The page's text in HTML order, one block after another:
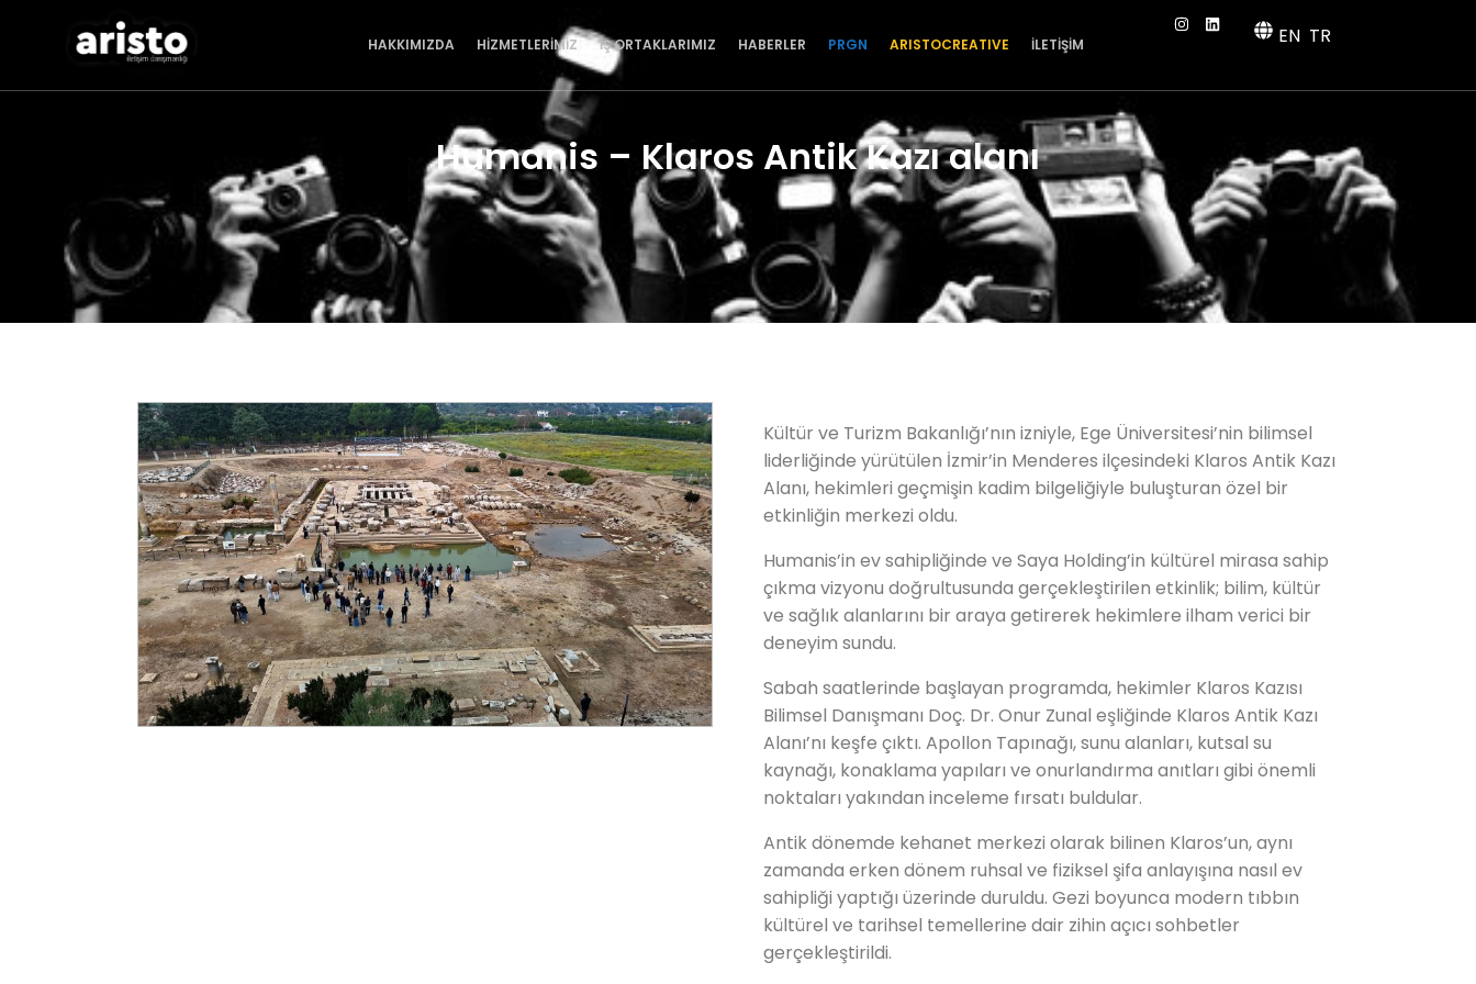
HAKKIMIZDA HİZMETLERİMİZ İŞ ORTAKLARIMIZ HABERLER PRGN ARISTOCREATIVE İLETİŞİM EN TR
Humanis – Klaros Antik Kazı alanı
Kültür ve Turizm Bakanlığı’nın izniyle, Ege Üniversitesi’nin bilimsel
liderliğinde yürütülen İzmir’in Menderes ilçesindeki Klaros Antik Kazı
Alanı, hekimleri geçmişin kadim bilgeliğiyle buluşturan özel bir
etkinliğin merkezi oldu.
Humanis’in ev sahipliğinde ve Saya Holding’in kültürel mirasa sahip
çıkma vizyonu doğrultusunda gerçekleştirilen etkinlik; bilim, kültür
ve sağlık alanlarını bir araya getirerek hekimlere ilham verici bir
deneyim sundu.
Sabah saatlerinde başlayan programda, hekimler Klaros Kazısı
Bilimsel Danışmanı Doç. Dr. Onur Zunal eşliğinde Klaros Antik Kazı
Alanı’nı keşfe çıktı. Apollon Tapınağı, sunu alanları, kutsal su
kaynağı, konaklama yapıları ve onurlandırma anıtları gibi önemli
noktaları yakından inceleme fırsatı buldular.
Antik dönemde kehanet merkezi olarak bilinen Klaros’un, aynı
zamanda erken dönem ruhsal ve fiziksel şifa anlayışına nasıl ev
sahipliği yaptığı üzerinde duruldu. Gezi boyunca modern tıbbın
kültürel ve tarihsel temellerine dair zihin açıcı sohbetler
gerçekleştirildi.